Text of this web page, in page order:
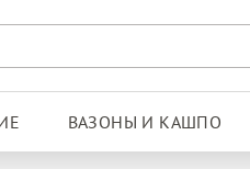
ВАЗОНЫ И КАШПО